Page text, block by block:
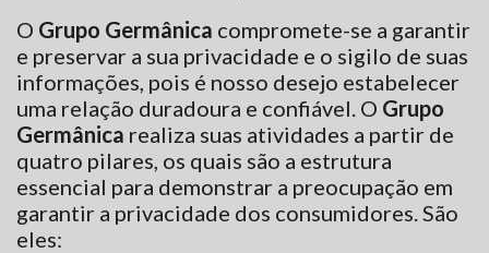
O Grupo Germânica compromete-se a garantir
e preservar a sua privacidade e o sigilo de suas
informações, pois é nosso desejo estabelecer
uma relação duradoura e confiável. O Grupo
Germânica realiza suas atividades a partir de
quatro pilares, os quais são a estrutura
essencial para demonstrar a preocupação em
garantir a privacidade dos consumidores. São
eles: